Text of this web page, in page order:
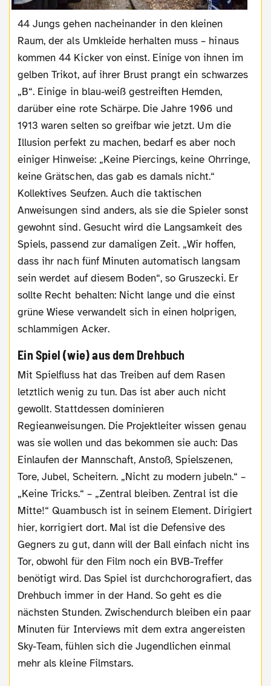
44 Jungs gehen nacheinander in den kleinen
Raum, der als Umkleide herhalten muss – hinaus
kommen 44 Kicker von einst. Einige von ihnen im
gelben Trikot, auf ihrer Brust prangt ein schwarzes
„B“. Einige in blau-weiß gestreiften Hemden,
darüber eine rote Schärpe. Die Jahre 1906 und
1913 waren selten so greifbar wie jetzt. Um die
Illusion perfekt zu machen, bedarf es aber noch
einiger Hinweise: „Keine Piercings, keine Ohrringe,
keine Grätschen, das gab es damals nicht.“
Kollektives Seufzen. Auch die taktischen
Anweisungen sind anders, als sie die Spieler sonst
gewohnt sind. Gesucht wird die Langsamkeit des
Spiels, passend zur damaligen Zeit. „Wir hoffen,
dass ihr nach fünf Minuten automatisch langsam
sein werdet auf diesem Boden“, so Gruszecki. Er
sollte Recht behalten: Nicht lange und die einst
grüne Wiese verwandelt sich in einen holprigen,
schlammigen Acker.
Ein Spiel (wie) aus dem Drehbuch
Mit Spielfluss hat das Treiben auf dem Rasen
letztlich wenig zu tun. Das ist aber auch nicht
gewollt. Stattdessen dominieren
Regieanweisungen. Die Projektleiter wissen genau
was sie wollen und das bekommen sie auch: Das
Einlaufen der Mannschaft, Anstoß, Spielszenen,
Tore, Jubel, Scheitern. „Nicht zu modern jubeln.“ –
„Keine Tricks.“ – „Zentral bleiben. Zentral ist die
Mitte!“ Quambusch ist in seinem Element. Dirigiert
hier, korrigiert dort. Mal ist die Defensive des
Gegners zu gut, dann will der Ball einfach nicht ins
Tor, obwohl für den Film noch ein BVB-Treffer
benötigt wird. Das Spiel ist durchchorografiert, das
Drehbuch immer in der Hand. So geht es die
nächsten Stunden. Zwischendurch bleiben ein paar
Minuten für Interviews mit dem extra angereisten
Sky-Team, fühlen sich die Jugendlichen einmal
mehr als kleine Filmstars.